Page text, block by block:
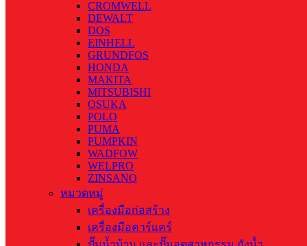
CROMWELL
DEWALT
DOS
EINHELL
GRUNDFOS
HONDA
MAKITA
MITSUBISHI
OSUKA
POLO
PUMA
PUMPKIN
WADFOW
WELPRO
ZINSANO
หมวดหมู่
เครื่องมือก่อสร้าง
เครื่องมือคาร์แคร์